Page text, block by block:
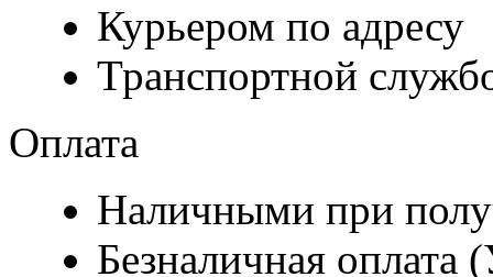
Курьером по адресу
Транспортной
Оплата
Наличными при
Безналичная